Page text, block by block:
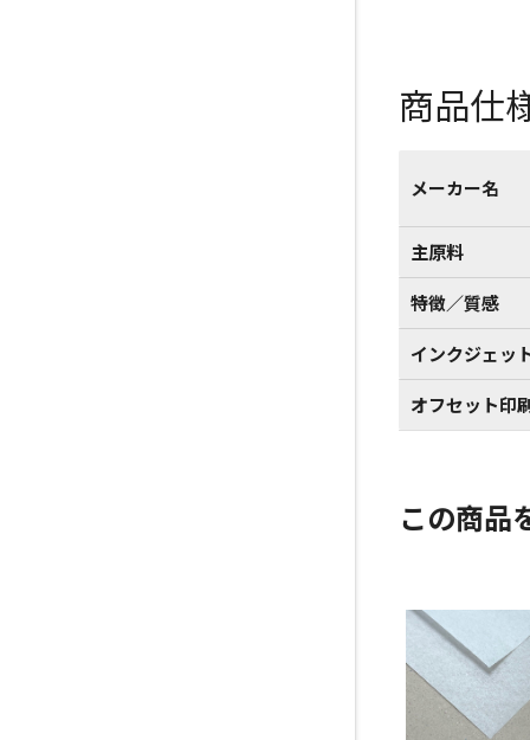
商品仕
メーカー名
主原料
特徴／質感
インクジェッ
オフセット印
この商品